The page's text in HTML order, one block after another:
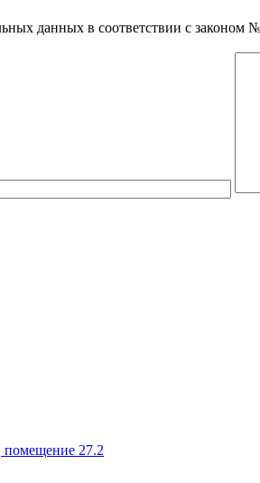
данных в соответствии с
помещение 27.2